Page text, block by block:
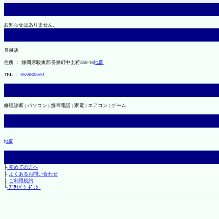
お知らせはありません。
長泉店
住所 ： 静岡県駿東郡長泉町中土狩350-16地図
TEL ： 0559805551
修理診断 | パソコン | 携帯電話 | 家電 | エアコン | ゲーム
地図
├初めての方へ
├ よくあるお問い合わせ
├ご利用規約
└ﾌﾟﾗｲﾊﾞｼｰﾎﾟﾘｼｰ